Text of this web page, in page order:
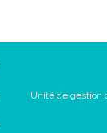
Unité de gestion